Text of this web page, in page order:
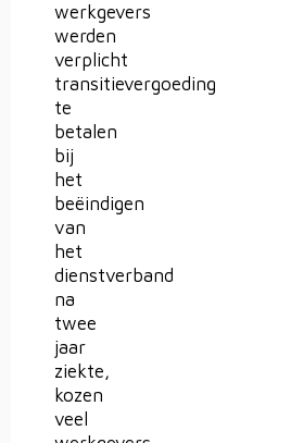
werkgevers
werden
verplicht
transitievergoeding
te
betalen
bij
het
beëindigen
van
het
dienstverband
na
twee
jaar
ziekte,
kozen
veel